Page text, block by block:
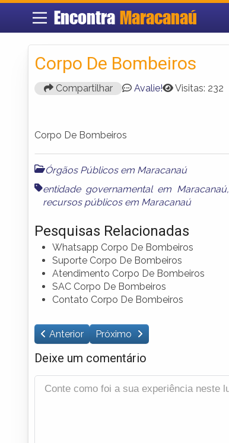
Encontra Maracanaú
Corpo De Bombeiros
Compartilhar Avalie! Visitas: 232
Corpo De Bombeiros
Órgãos Públicos em Maracanaú
entidade governamental em Maracanaú,
recursos públicos em Maracanaú
Pesquisas Relacionadas
Whatsapp Corpo De Bombeiros
Suporte Corpo De Bombeiros
Atendimento Corpo De Bombeiros
SAC Corpo De Bombeiros
Contato Corpo De Bombeiros
Anterior Próximo
Deixe um comentário